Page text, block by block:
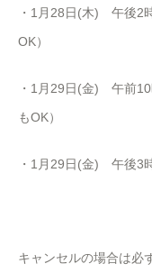
・1月28日(木) 午後2
OK）
・1月29日(金) 午前
もOK）
・1月29日(金) 午後3
キャンセルの場合は必